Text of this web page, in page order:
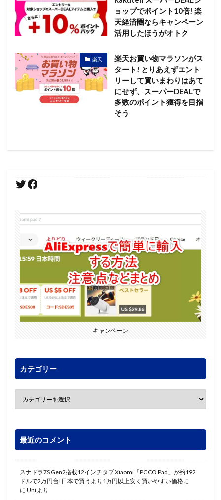
ョップでポイント10倍! 楽
天経済圏ならキャンペーン
活用したほうがオトク
楽天
楽天お買い物マラソンがス
タート! とりあえずエント
リーして買いまわりはあて
にせず、スーパーDEALで
多数のポイント獲得を目指
そう
キャンペーン
カテゴリー
最近のコメント
スナドラ7S Gen2搭載12インチタブ Xiaomi「POCO Pad」が約192
ドルで2万円台!日本で買うより1万円以上安く買いやすい価格に
に Uni より